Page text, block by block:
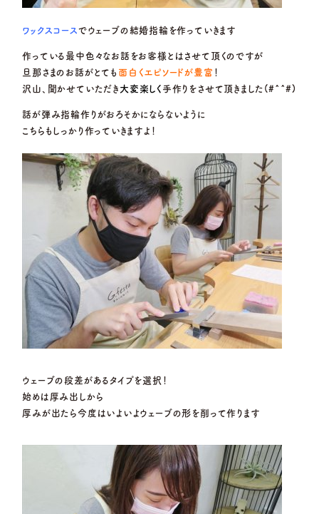
ワックスコースでウェーブの結婚指輪を作っていきます
作っている最中色々なお話をお客様とはさせて頂くのですが
旦那さまのお話がとても 面白くエピソードが豊富 ！
沢山、聞かせていただき 大変楽しく 手作りをさせて頂きました(#^^#)
話が弾み指輪作りがおろそかにならないように
こちらもしっかり作っていきますよ！
ウェーブの段差があるタイプを選択！
始めは厚み出しから
厚みが出たら今度はいよいよウェーブの形を削って作ります